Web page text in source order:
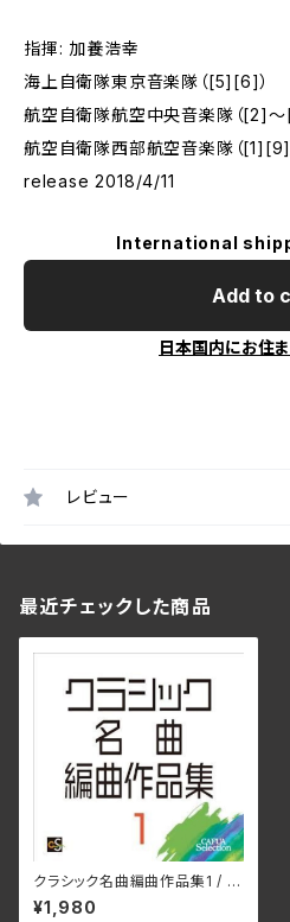
指揮: 加養浩幸
海上自衛隊東京音楽隊（[5][6]）
航空自衛隊航空中央音楽隊（[2]
航空自衛隊西部航空音楽隊（[1][9]
release 2018/4/11
International
Add to
日本国内にお住
レビュー
最近チェックした商品
クラシック名曲編曲作品集1 / C
AFUAセレクション
¥1,980